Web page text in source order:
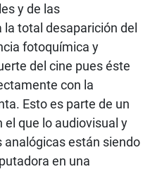
y de las
total desaparición del
fotoquímica y
del cine pues éste
con la
Esto es parte de un
que lo audiovisual y
están siendo
en una